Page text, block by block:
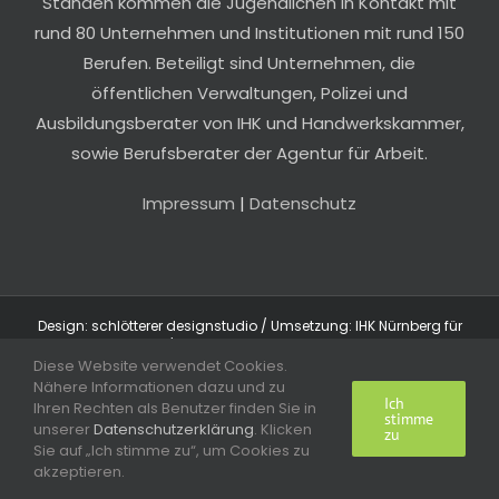
rund 80 Unternehmen und Institutionen mit rund 150
Berufen. Beteiligt sind Unternehmen, die
öffentlichen Verwaltungen, Polizei und
Ausbildungsberater von IHK und Handwerkskammer,
sowie Berufsberater der Agentur für Arbeit.
Impressum | Datenschutz
Design: schlötterer designstudio / Umsetzung: IHK Nürnberg für
Diese Website verwendet Cookies.
Nähere Informationen dazu und zu
Ihren Rechten als Benutzer finden Sie in
unsererDatenschutzerklärung. Klicken
Sie auf „Ich stimme zu“, um Cookies zu
akzeptieren.
Ich
stimme
zu